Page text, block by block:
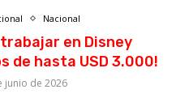
Nacional
en Disney
de hasta USD 3.000!
junio de 2026